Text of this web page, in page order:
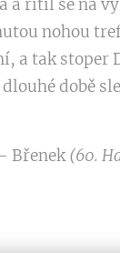
a řítil se na
nohou
a tak stoper
době
Břenek(60.